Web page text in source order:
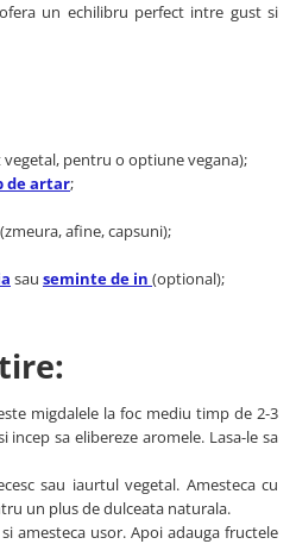
un echilibru perfect intre gust si
pentru o optiune vegana);
de artar;
afine, capsuni);
sau seminte de in (optional);
migdalele la foc mediu timp de 2-3
sa elibereze aromele. Lasa-le sa
sau iaurtul vegetal. Amesteca cu
un plus de dulceata naturala.
amesteca usor. Apoi adauga fructele